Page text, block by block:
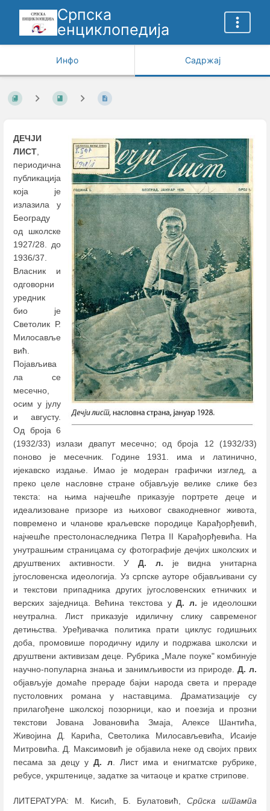
Српска
енциклопедија
Инфо Садржај
ДЕЧЈИ
ЛИСТ,
периодична
публикација
која је
излазила у
Београду
од школске
1927/28. до
1936/37.
Власник и
одговорни
уредник
био је
Светолик Р.
Милосавље
вић.
Појављива
ла се
месечно,
осим у јулу
и августу.
Од броја 6
(1932/33) излази двапут месечно; од броја 12 (1932/33)
поново је месечник. Године 1931. има и латинично,
ијекавско издање. Имао је модеран графички изглед, а
преко целе насловне стране објављује велике слике без
текста: на њима најчешће приказује портрете деце и
идеализоване призоре из њиховог свакодневног живота,
повремено и чланове краљевске породице Карађорђевић,
најчешће престолонаследника Петра II Карађорђевића. На
унутрашњим страницама су фотографије дечјих школских и
друштвених активности. УД. л. је видна унитарна
југословенска идеологија. Уз српске ауторе објављивани су
и текстови припадника других југословенских етничких и
верских заједница. Већина текстова уД. л. је идеолошки
неутрална. Лист приказује идиличну слику савременог
детињства. Уређивачка политика прати циклус годишњих
доба, промовише породичну идилу и подржава школски и
друштвени активизам деце. Рубрика „Мале поуке" комбинује
научно-популарна знања и занимљивости из природе. Д. л.
објављује домаће прераде бајки народа света и прераде
пустоловних романа у наставцима. Драматизације су
прилагођене школској позорници, као и поезија и прозни
текстови Јована Јовановића Змаја, Алексе Шантића,
Живојина Д. Карића, Светолика Милосављевића, Исаије
Митровића. Д. Максимовић је објавила неке од својих првих
песама за децу уД. л. Лист има и енигматске рубрике,
ребусе, укрштенице, задатке за читаоце и кратке стрипове.
ЛИТЕРАТУРА: М. Кисић, Б. Булатовић, Српска штампа